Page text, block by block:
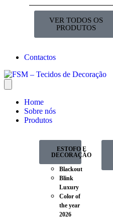
VER TODOS OS
PRODUTOS
Contactos
Home
Sobre nós
Produtos
ESTOFO E
DECORAÇÃO
Blackout
Blink
Luxury
Color of
the year
2026